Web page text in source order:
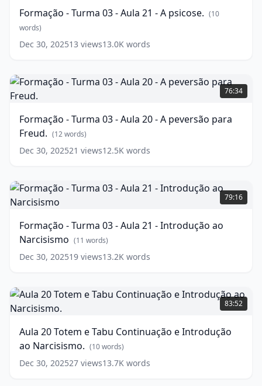
words)
Aula
21
psicose.
10
words)
Formação - Turma 03 - Aula 21 - A psicose. (10
words)
Dec 30, 202513 views13.0K words
Formação
-
Turma
Aula
20
peversão
para
Freud.
words)
76:34
Formação - Turma 03 - Aula 20 - A peversão para
Freud. (12words)
Dec 30, 202521 views12.5K words
Formação
-
Turma
Aula
21
ao
Narcisismo (11
words)
79:16
Formação - Turma 03 - Aula 21 - Introdução ao
Narcisismo (11 words)
Dec 30, 202519 views13.2K words
Aula
20
Totem
Tabu
Continuação
e
Introdução
83:52
Aula 20 Totem e Tabu Continuação e Introdução
ao Narcisismo. (10words)
Dec 30, 202527 views13.7K words